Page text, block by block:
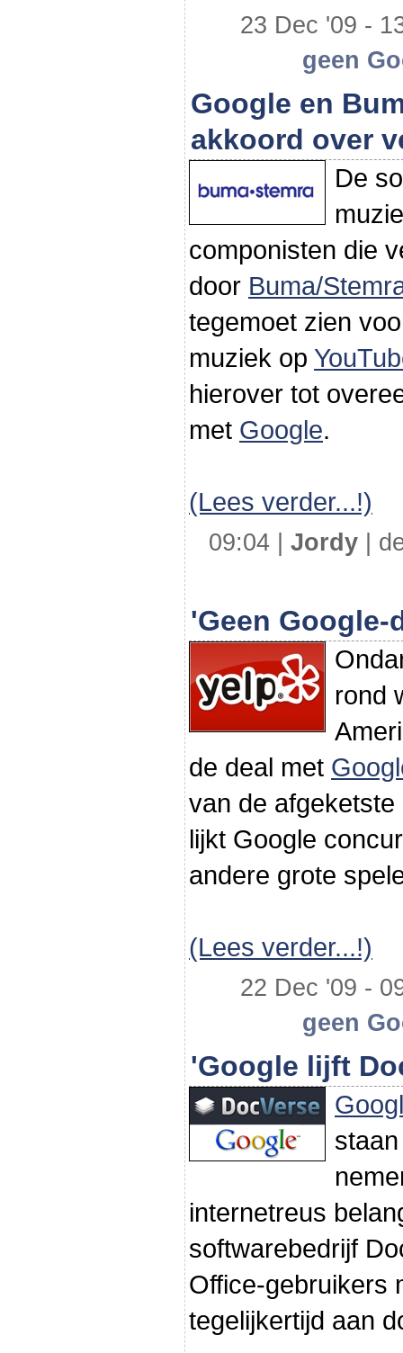
23 Dec '09 -
geen
Google en
akkoord over
De
componisten die
door Buma/
tegemoet zien
muziek op
hierover tot
met Google.
(Lees verder...!)
09:04 | Jordy |
'Geen Google-
rond
de deal met
van de
lijkt Google
andere grote
(Lees verder...!)
22 Dec '09 -
geen
'Google lijft
internetreus
softwarebedrijf
Office-gebruikers
tegelijkertijd aan